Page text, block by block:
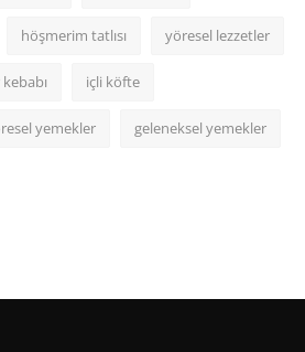
höşmerim tatlısı yöresel lezzetler
içli köfte
yemekler geleneksel yemekler